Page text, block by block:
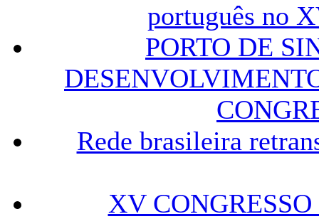
português no
PORTO DE
Rede brasileira
XV